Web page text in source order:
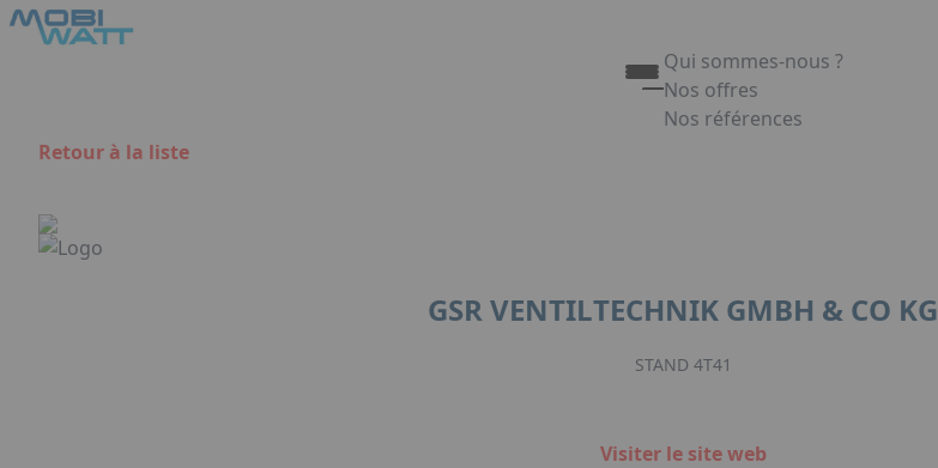
Aller au contenu principal
Qui sommes-nous ?
Nos offres
Nos références
Retour à la liste
GSR VENTILTECHNIK GMBH & CO KG
STAND 4T41
Visiter le site web
Panneau de gestion des cookies